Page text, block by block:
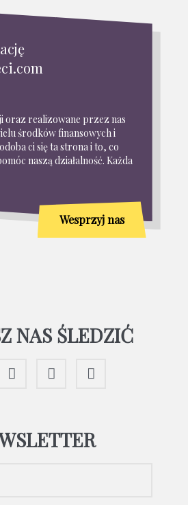
oraz realizowane przez nas
środków finansowych i
ci się ta strona i to, co
naszą działalność. Każda
Wesprzyj nas
NAS ŚLEDZIĆ